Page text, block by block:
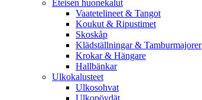
Eteisen huonekalut
Vaatetelineet & Tangot
Koukut & Ripustimet
Skoskåp
Klädställningar & Tamburmajorer
Krokar & Hängare
Hallbänkar
Ulkokalusteet
Ulkosohvat
Ulkopöydät